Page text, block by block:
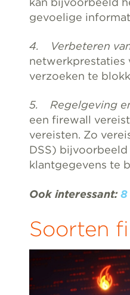
gevoelige
4. Verbeteren
netwerkprestaties
verzoeken te
5. Regelgeving
een firewall
vereisten. Zo
DSS)
klantgegevens te
Ook interessant:8
Soorten